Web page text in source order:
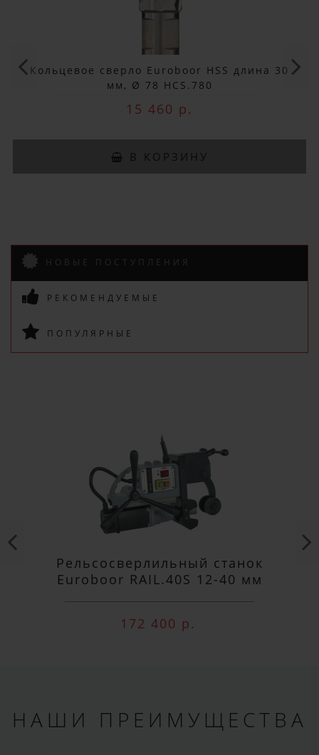
ДОБРО ПОЖАЛОВАТЬ!
Не упусти выгоду!
Специальные предложения!
Подпишись и получай бонусы.
способом, включая online оплату
ПОДПИСАТЬСЯ
Кольцевое сверло Euroboor HSS длина 30
мм, Ø 78 HCS.780
15 460 р.
В КОРЗИНУ
НОВЫЕ ПОСТУПЛЕНИЯ
РЕКОМЕНДУЕМЫЕ
ПОПУЛЯРНЫЕ
Рельсосверлильный станок
Euroboor RAIL.40S 12-40 мм
172 400 р.
НАШИ ПРЕИМУЩЕСТВА